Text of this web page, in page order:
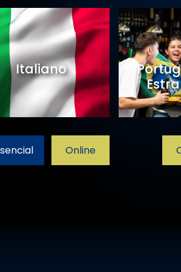
Italiano
Online